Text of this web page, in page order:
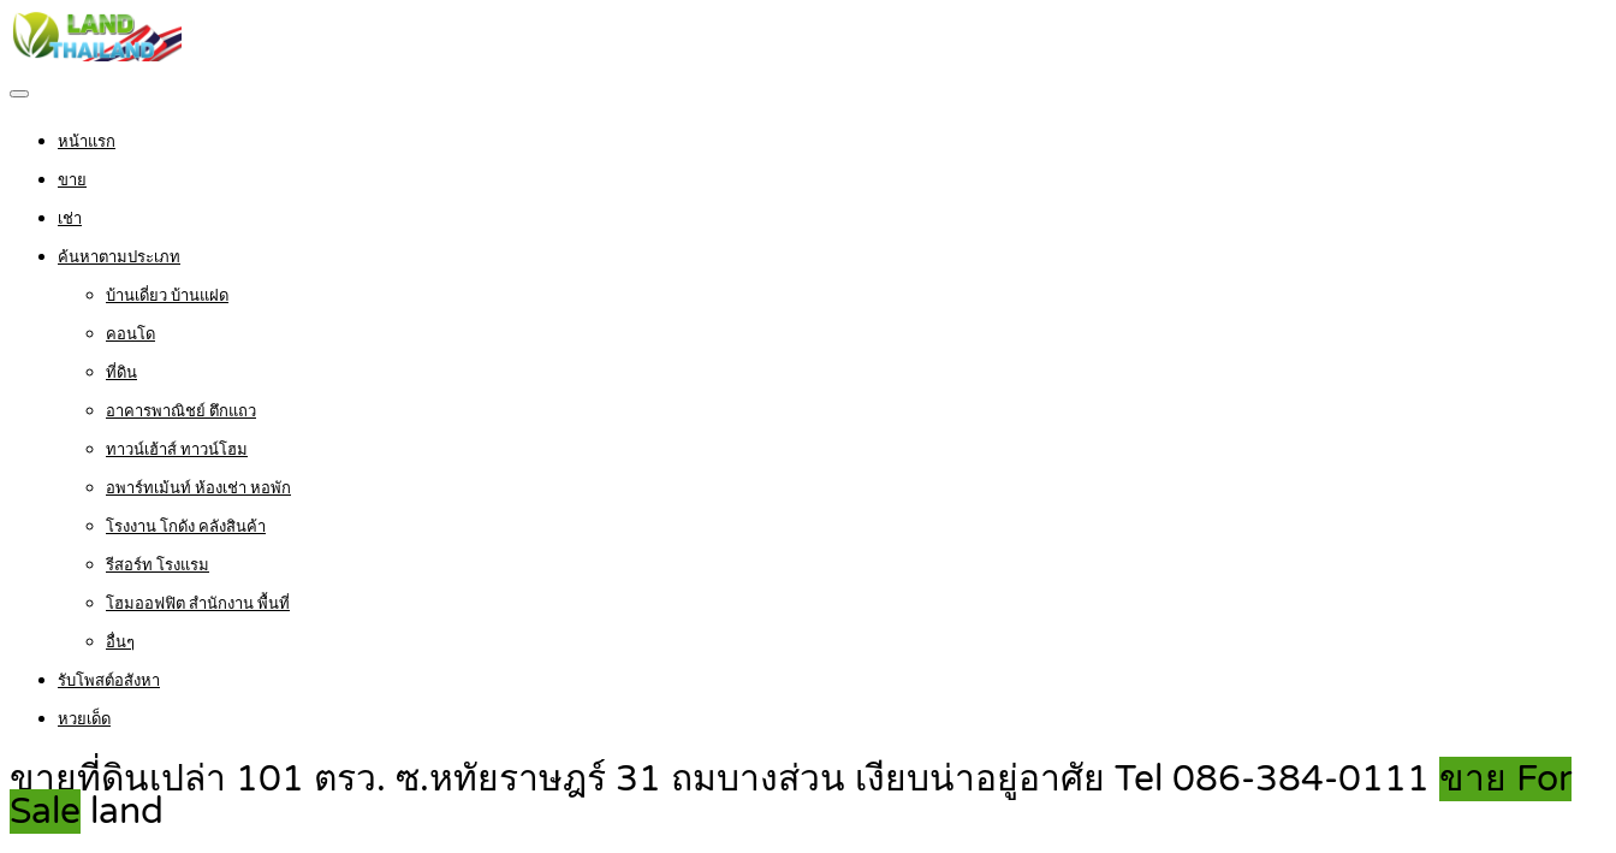
หน้าแรก
ขาย
เช่า
ค้นหาตามประเภท
บ้านเดี่ยว บ้านแฝด
คอนโด
ที่ดิน
อาคารพาณิชย์ ตึกแถว
ทาวน์เฮ้าส์ ทาวน์โฮม
อพาร์ทเม้นท์ ห้องเช่า หอพัก
โรงงาน โกดัง คลังสินค้า
รีสอร์ท โรงแรม
โฮมออฟฟิต สำนักงาน พื้นที่
อื่นๆ
รับโพสต์อสังหา
หวยเด็ด
ขายที่ดินเปล่า 101 ตรว. ซ.หทัยราษฎร์ 31 ถมบางส่วน เงียบน่าอยู่อาศัย Tel 086-384-0111 ขาย For
Sale land